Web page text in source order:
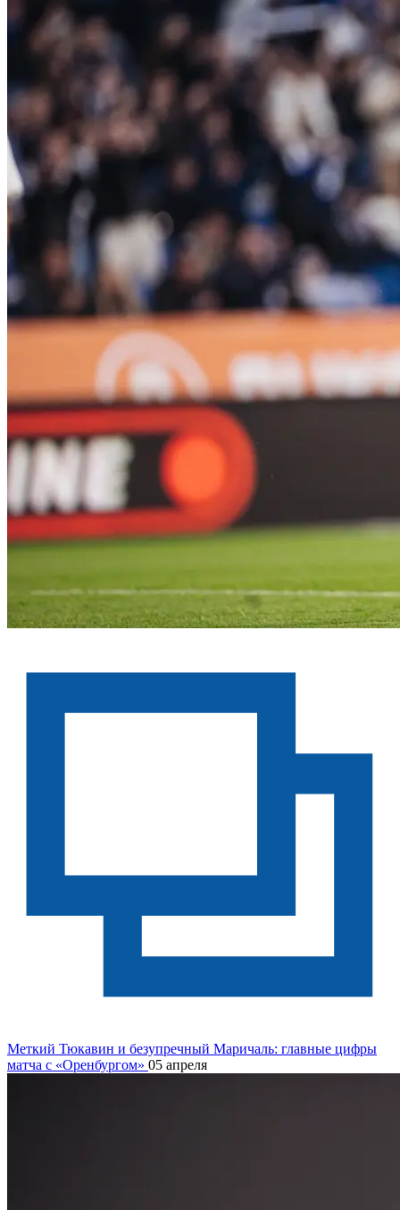
Меткий Тюкавин и безупречный Маричаль: главные цифры
матча с «Оренбургом» 05 апреля